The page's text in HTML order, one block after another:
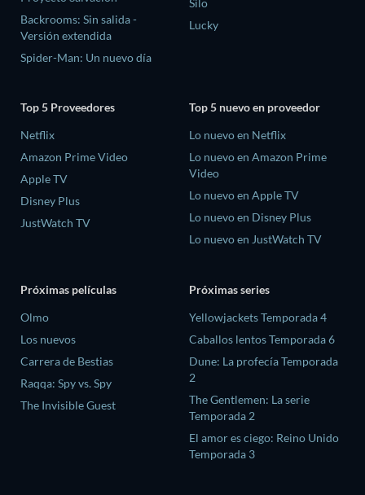
Backrooms: Sin salida -
Versión extendida
Spider-Man: Un nuevo día
Lucky
Top 5 Proveedores
Netflix
Amazon Prime Video
Apple TV
Disney Plus
JustWatch TV
Top 5 nuevo en proveedor
Lo nuevo en Netflix
Lo nuevo en Amazon Prime
Video
Lo nuevo en Apple TV
Lo nuevo en Disney Plus
Lo nuevo en JustWatch TV
Próximas películas
Olmo
Los nuevos
Carrera de Bestias
Raqqa: Spy vs. Spy
The Invisible Guest
Próximas series
Yellowjackets Temporada 4
Caballos lentos Temporada 6
Dune: La profecía Temporada
2
The Gentlemen: La serie
Temporada 2
El amor es ciego: Reino Unido
Temporada 3